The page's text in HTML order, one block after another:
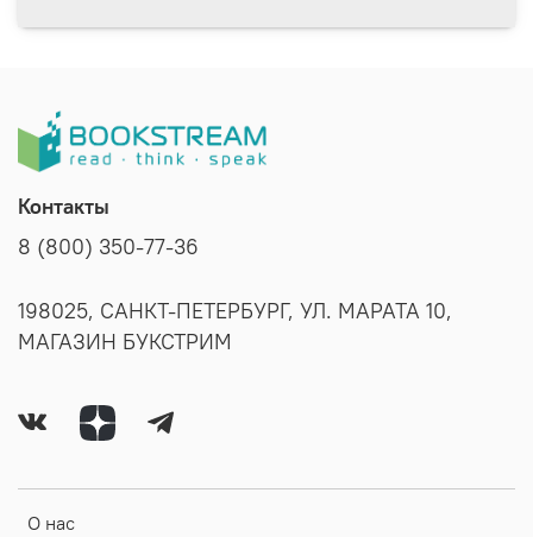
О нас
Контакты
8 (800) 350-77-36
198025, САНКТ-ПЕТЕРБУРГ, УЛ. МАРАТА 10,
МАГАЗИН БУКСТРИМ